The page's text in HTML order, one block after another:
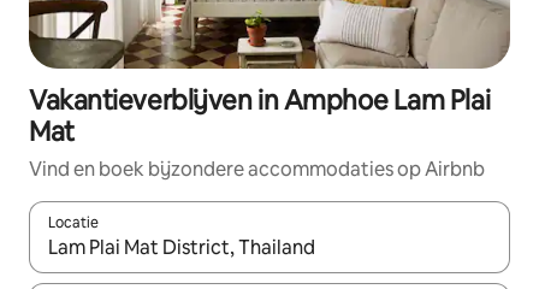
Vakantieverblijven in Amphoe Lam Plai
Mat
Vind en boek bijzondere accommodaties op Airbnb
Locatie
Wanneer er resultaten beschikbaar zijn, maak je een keuze